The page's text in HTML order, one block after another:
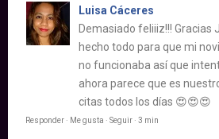
Luisa Cáceres
Demasiado feliiiz!!! Gracias
hecho todo para que mi
no funcionaba así que
ahora parece que es
citas todos los días 😍😍😍
Responder · Me gusta · Seguir · 3 min